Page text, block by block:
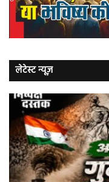
लेटेस्ट न्यूज़